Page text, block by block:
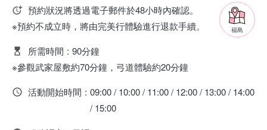
福島
預約狀況將透過電子郵件於48小時內確認。
※預約不成立時，將由完美行體驗進行退款手續。
所需時間 : 90分鐘
※參觀武家屋敷約70分鐘，弓道體驗約20分鐘
活動開始時間 : 09:00 / 10:00 / 11:00 / 12:00 / 13:00 / 14:00
/ 15:00